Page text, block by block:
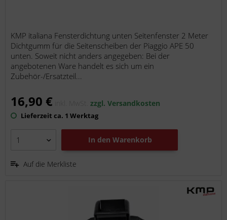
KMP italiana Fensterdichtung unten Seitenfenster 2 Meter
Dichtgumm für die Seitenscheiben der Piaggio APE 50
unten. Soweit nicht anders angegeben: Bei der
angebotenen Ware handelt es sich um ein
Zubehör-/Ersatzteil...
16,90 € inkl. MwSt.zzgl. Versandkosten
Lieferzeit ca. 1 Werktag
In den Warenkorb
Auf die Merkliste